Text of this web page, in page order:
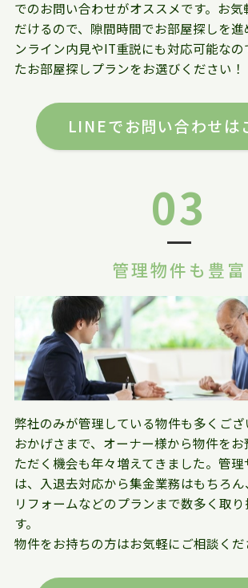
でのお問い合わせがオススメです。お気
だけるので、隙間時間でお部屋探しを進
ンライン内見やIT重説にも対応可能なの
たお部屋探しプランをお選びください！
LINEでお問い合わせは
03
管理物件も豊富
弊社のみが管理している物件も多くござ
おかげさまで、オーナー様から物件を
ただく機会も年々増えてきました。管
は、入退去対応から集金業務はもちろ
リフォームなどのプランまで数多く取
す。
物件をお持ちの方はお気軽にご相談くだ